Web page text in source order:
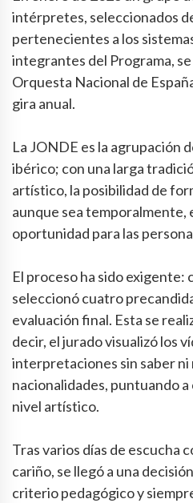
intérpretes, seleccionados
pertenecientes a los
integrantes del Programa,
Orquesta Nacional de
gira anual.
La JONDE es la agrupación
ibérico; con una larga
artístico, la posibilidad de
aunque sea temporalmente,
oportunidad para las
El proceso ha sido exigente:
seleccionó cuatro
evaluación final. Esta se
decir, el jurado visualizó los
interpretaciones sin saber ni
nacionalidades, puntuando
nivel artístico.
Tras varios días de escucha
cariño, se llegó a una
criterio pedagógico y